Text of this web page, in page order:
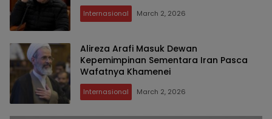
Internasional March 2, 2026
Alireza Arafi Masuk Dewan
Kepemimpinan Sementara Iran Pasca
Wafatnya Khamenei
Internasional March 2, 2026